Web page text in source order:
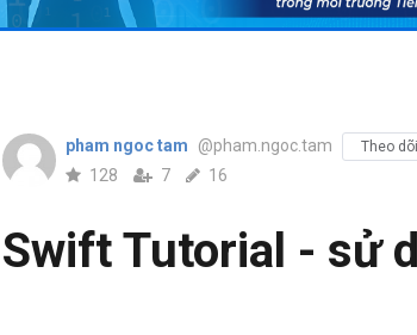
pham ngoc tam @pham.ngoc.tam Theo dõi
128 7 16
Swift Tutorial - sử